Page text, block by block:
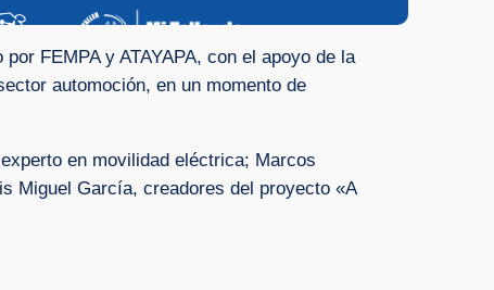
FEMPA y ATAYAPA, con el apoyo de la
automoción, en un momento de
en movilidad eléctrica; Marcos
Miguel García, creadores del proyecto «A